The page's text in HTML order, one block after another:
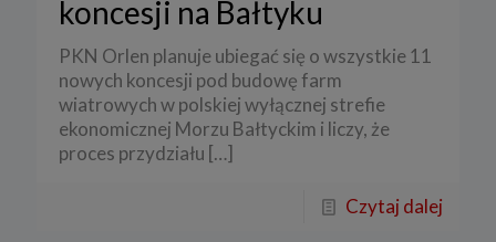
koncesji na Bałtyku
PKN Orlen planuje ubiegać się o wszystkie 11
nowych koncesji pod budowę farm
wiatrowych w polskiej wyłącznej strefie
ekonomicznej Morzu Bałtyckim i liczy, że
proces przydziału […]
Czytaj dalej